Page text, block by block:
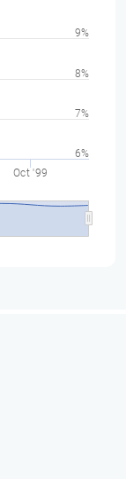
Oct '99
6%
7%
8%
9%